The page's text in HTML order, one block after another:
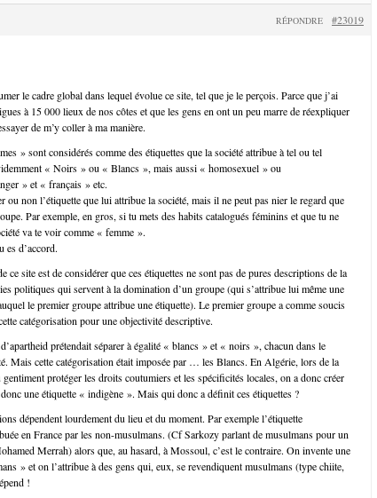
#23019
RÉPONDRE
le cadre global dans lequel évolue ce site, tel que je le perçois. Parce que j’ai
à 15 000 lieux de nos côtes et que les gens en ont un peu marre de réexpliquer
de m’y coller à ma manière.
» sont considérés comme des étiquettes que la société attribue à tel ou tel
« Noirs » ou « Blancs », mais aussi « homosexuel » ou
» et « français » etc.
ou non l’étiquette que lui attribue la société, mais il ne peut pas nier le regard que
Par exemple, en gros, si tu mets des habits catalogués féminins et que tu ne
va te voir comme « femme ».
es d’accord.
ce site est de considérer que ces étiquettes ne sont pas de pures descriptions de la
politiques qui servent à la domination d’un groupe (qui s’attribue lui même une
le premier groupe attribue une étiquette). Le premier groupe a comme soucis
catégorisation pour une objectivité descriptive.
prétendait séparer à égalité « blancs » et « noirs », chacun dans le
Mais cette catégorisation était imposée par … les Blancs. En Algérie, lors de la
protéger les droits coutumiers et les spécificités locales, on a donc créer
une étiquette « indigène ». Mais qui donc a définit ces étiquettes ?
dépendent lourdement du lieu et du moment. Par exemple l’étiquette
en France par les non-musulmans. (Cf Sarkozy parlant de musulmans pour un
Merrah) alors que, au hasard, à Mossoul, c’est le contraire. On invente une
» et on l’attribue à des gens qui, eux, se revendiquent musulmans (type chiite,
!